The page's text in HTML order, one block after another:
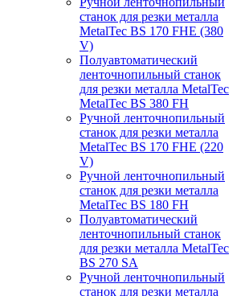
станок для резки металла
MetalTec BS 170 FHE (380
V)
Полуавтоматический
ленточнопильный станок
для резки металла MetalTec
MetalTec BS 380 FH
Ручной ленточнопильный
станок для резки металла
MetalTec BS 170 FHE (220
V)
Ручной ленточнопильный
станок для резки металла
MetalTec BS 180 FH
Полуавтоматический
ленточнопильный станок
для резки металла MetalTec
BS 270 SA
Ручной ленточнопильный
станок для резки металла